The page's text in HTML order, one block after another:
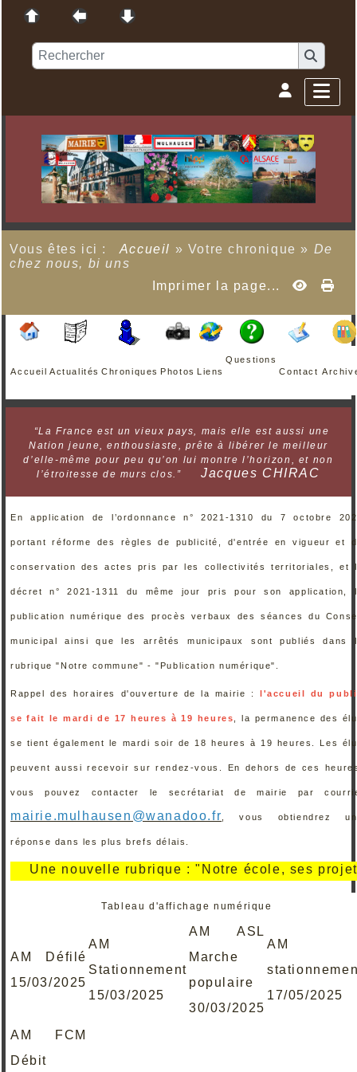
Vous êtes ici : Accueil » Votre chronique » De
chez nous, bi uns
Imprimer la page...
Accueil Actualités Chroniques Photos Liens
Questions
Contact
“La France est un vieux pays, mais elle est aussi une
Nation jeune, enthousiaste, prête à libérer le meilleur
d’elle-même pour peu qu’on lui montre l’horizon, et non
l’étroitesse de murs clos.”
Jacques CHIRAC
En application de l’ordonnance n° 2021-1310 du 7 octobre
portant réforme des règles de publicité, d'entrée en vigueur et
conservation des actes pris par les collectivités territoriales, et
décret n° 2021-1311 du même jour pris pour son application,
publication numérique des procès verbaux des séances du
municipal ainsi que les arrêtés municipaux sont publiés dans
rubrique "Notre commune" - "Publication numérique".
Rappel des horaires d'ouverture de la mairie : l'accueil du
se fait le mardi de 17 heures à 19 heures , la permanence des
se tient également le mardi soir de 18 heures à 19 heures. Les
peuvent aussi recevoir sur rendez-vous. En dehors de ces
vous pouvez contacter le secrétariat de mairie par
mairie.mulhausen@wanadoo.fr , vous obtiendrez
réponse dans les plus brefs délais.
nouvelle rubrique : "Notre école, ses projets,
Tableau d'affichage numérique
AM Défilé
15/03/2025
AM
Stationnement
15/03/2025
AM ASL
Marche
populaire
30/03/2025
AM
17/05/2025
AM FCM
Débit